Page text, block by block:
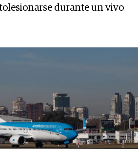
durante un vivo